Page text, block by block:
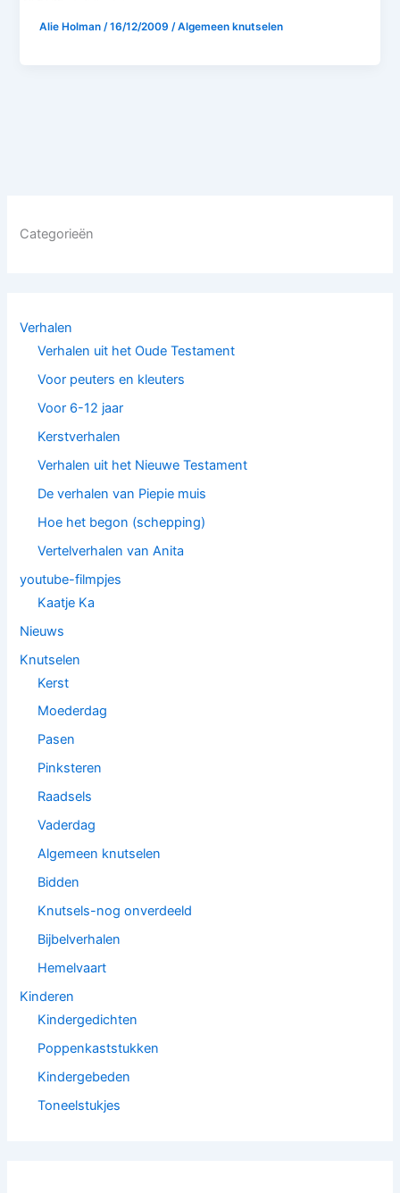
Categorieën
Verhalen
Verhalen uit het Oude Testament
Voor peuters en kleuters
Voor 6-12 jaar
Kerstverhalen
Verhalen uit het Nieuwe Testament
De verhalen van Piepie muis
Hoe het begon (schepping)
Vertelverhalen van Anita
youtube-filmpjes
Kaatje Ka
Nieuws
Knutselen
Kerst
Moederdag
Pasen
Pinksteren
Raadsels
Vaderdag
Algemeen knutselen
Bidden
Knutsels-nog onverdeeld
Bijbelverhalen
Hemelvaart
Kinderen
Kindergedichten
Poppenkaststukken
Kindergebeden
Toneelstukjes
Alie Holman/16/12/2009/Algemeen knutselen